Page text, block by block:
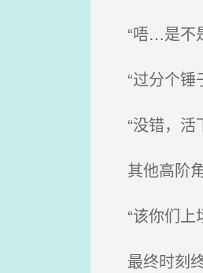
“唔…是不
“过分个锤
“没错，活
其他高阶
“该你们上
最终时刻